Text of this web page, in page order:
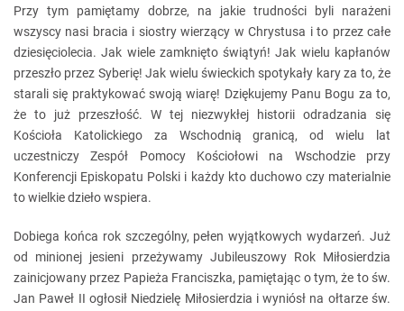
Przy tym pamiętamy dobrze, na jakie trudności byli narażeni
wszyscy nasi bracia i siostry wierzący w Chrystusa i to przez całe
dziesięciolecia. Jak wiele zamknięto świątyń! Jak wielu kapłanów
przeszło przez Syberię! Jak wielu świeckich spotykały kary za to, że
starali się praktykować swoją wiarę! Dziękujemy Panu Bogu za to,
że to już przeszłość. W tej niezwykłej historii odradzania się
Kościoła Katolickiego za Wschodnią granicą, od wielu lat
uczestniczy Zespół Pomocy Kościołowi na Wschodzie przy
Konferencji Episkopatu Polski i każdy kto duchowo czy materialnie
to wielkie dzieło wspiera.
Dobiega końca rok szczególny, pełen wyjątkowych wydarzeń. Już
od minionej jesieni przeżywamy Jubileuszowy Rok Miłosierdzia
zainicjowany przez Papieża Franciszka, pamiętając o tym, że to św.
Jan Paweł II ogłosił Niedzielę Miłosierdzia i wyniósł na ołtarze św.